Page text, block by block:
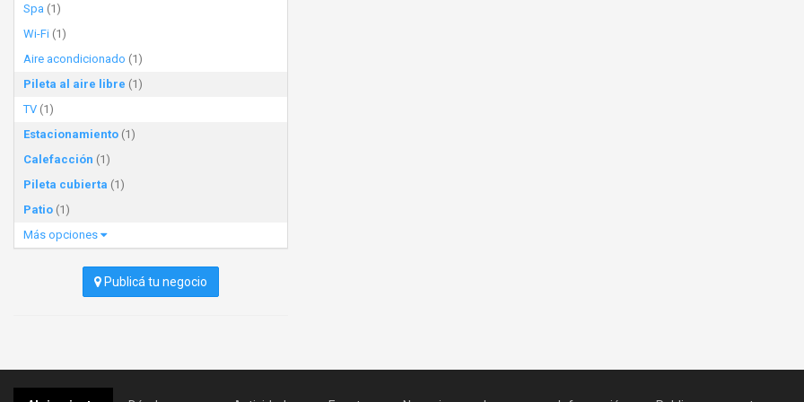
Spa (1)
Wi-Fi (1)
Aire acondicionado (1)
Pileta al aire libre (1)
TV (1)
Estacionamiento (1)
Calefacción (1)
Pileta cubierta (1)
Patio (1)
Más opciones
Publicá tu negocio